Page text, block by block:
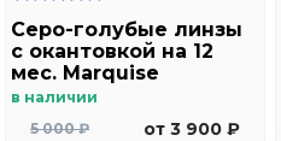
Серо-голубые линзы
c окантовкой на 12
мес. Marquise
elegance blue
в наличии
5 000 ₽
от 3 900 ₽